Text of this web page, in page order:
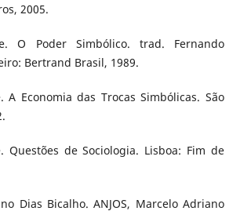
2005.
O Poder Simbólico. trad. Fernando
Bertrand Brasil, 1989.
A Economia das Trocas Simbólicas. São
Questões de Sociologia. Lisboa: Fim de
Dias Bicalho. ANJOS, Marcelo Adriano